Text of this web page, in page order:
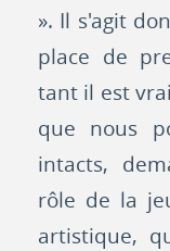
». Il s'agit
place de
tant il est
que nous
intacts,
rôle de la
artistique,